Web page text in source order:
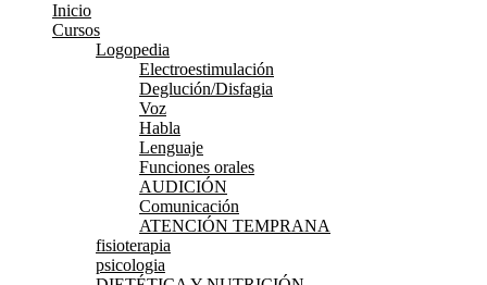
Inicio
Cursos
Logopedia
Electroestimulación
Deglución/Disfagia
Voz
Habla
Lenguaje
Funciones orales
AUDICIÓN
Comunicación
ATENCIÓN TEMPRANA
fisioterapia
psicologia